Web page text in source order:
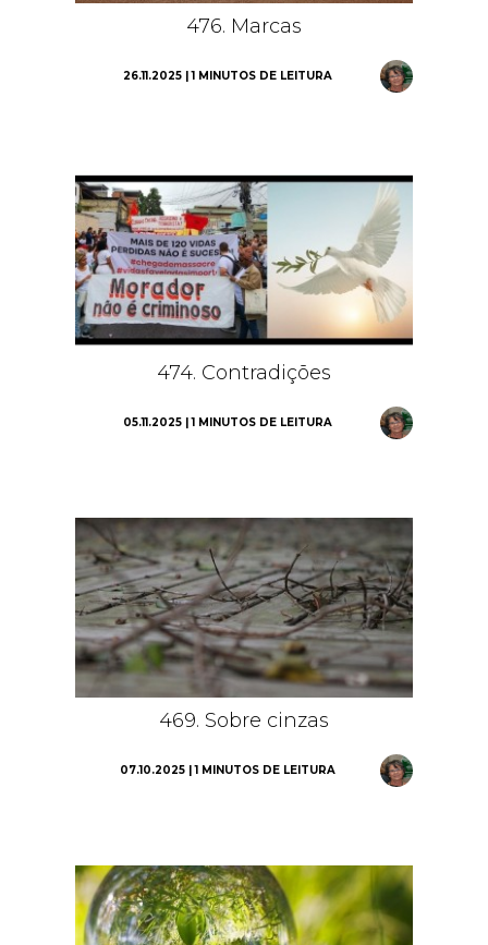
476. Marcas
26.11.2025 | 1 MINUTOS DE LEITURA
474. Contradições
05.11.2025 | 1 MINUTOS DE LEITURA
469. Sobre cinzas
07.10.2025 | 1 MINUTOS DE LEITURA